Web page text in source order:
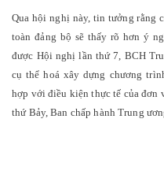
Qua hội nghị này, tin tưởng rằng
toàn đảng bộ sẽ thấy rõ hơn ý
được Hội nghị lần thứ 7, BCH
cụ thể hoá xây dựng chương
hợp với điều kiện thực tế của đơn
thứ Bảy, Ban chấp hành Trung